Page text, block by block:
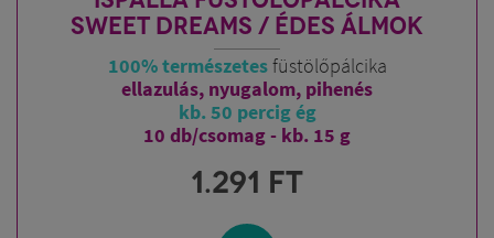
SWEET DREAMS / ÉDES ÁLMOK
100% természetesfüstölőpálcika
ellazulás, nyugalom, pihenés
kb. 50 percig ég
10 db/csomag - kb. 15 g
1.291 FT